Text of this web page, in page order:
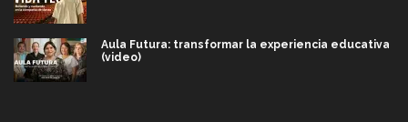
Aula Futura: transformar la experiencia educativa
(video)